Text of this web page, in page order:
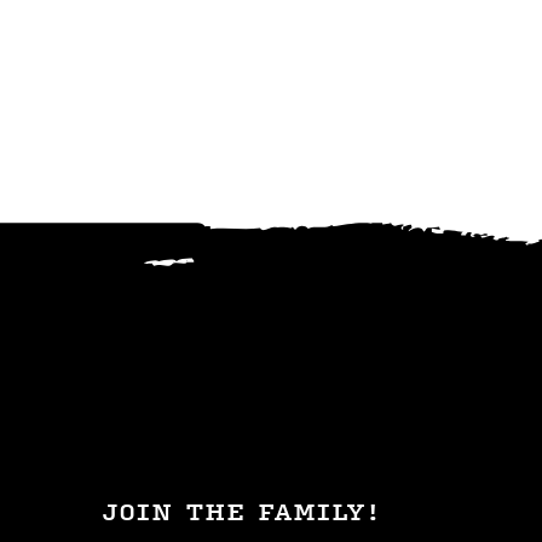
JOIN THE FAMILY!